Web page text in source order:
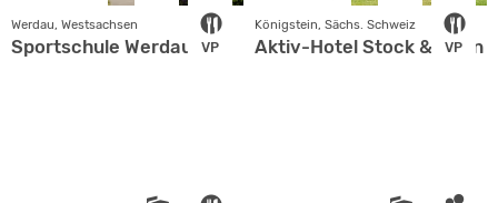
VP
Werdau, Westsachsen
Sportschule Werdau VP
Königstein, Sächs. Schweiz
Aktiv-Hotel Stock & Stein